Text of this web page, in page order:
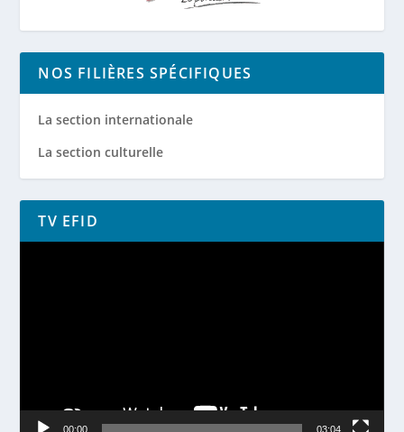
NOS FILIÈRES SPÉCIFIQUES
La section internationale
La section culturelle
TV EFID
Lecteur
00:00 03:04